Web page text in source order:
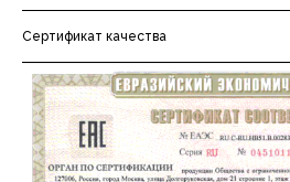
Cертификат качества